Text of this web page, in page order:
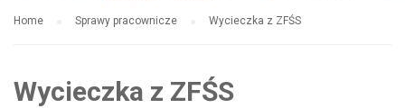
Home Sprawy pracownicze Wycieczka z ZFŚS
Wycieczka z ZFŚS